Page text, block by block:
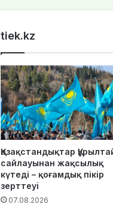
tiek.kz
Қазақстандықтар
сайлауынан жақсылық
күтеді – қоғамдық пікір
зерттеуі
07.08.2026